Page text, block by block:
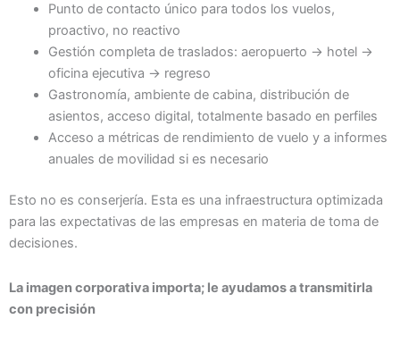
Punto de contacto único para todos los vuelos,
proactivo, no reactivo
Gestión completa de traslados: aeropuerto → hotel →
oficina ejecutiva → regreso
Gastronomía, ambiente de cabina, distribución de
asientos, acceso digital, totalmente basado en perfiles
Acceso a métricas de rendimiento de vuelo y a informes
anuales de movilidad si es necesario
Esto no es conserjería. Esta es una infraestructura optimizada
para las expectativas de las empresas en materia de toma de
decisiones.
La imagen corporativa importa; le ayudamos a transmitirla
con precisión